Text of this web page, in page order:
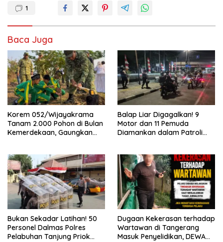
1
Baca Juga
Korem 052/Wijayakrama
Tanam 2.000 Pohon di Bulan
Kemerdekaan, Gaungkan
Balap Liar Digagalkan! 9
Motor dan 11 Pemuda
Diamankan dalam Patroli
Bukan Sekadar Latihan! 50
Personel Dalmas Polres
Pelabuhan Tanjung Priok
Dugaan Kekerasan terhadap
Wartawan di Tangerang
Masuk Penyelidikan, DEWA